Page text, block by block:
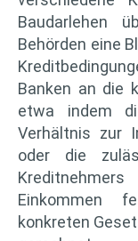
Baudarlehen
Behörden eine
Banken an die
etwa indem
Verhältnis zur
oder die
Einkommen
konkreten